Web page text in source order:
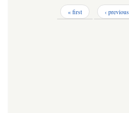
« first ‹ previous